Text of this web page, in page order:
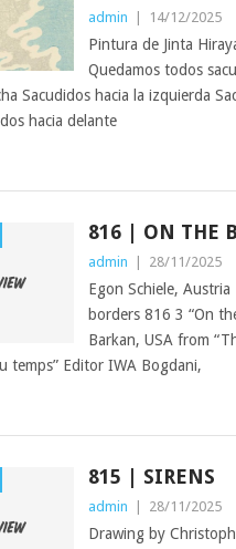
admin 14/12/2025
Pintura de Jinta
Quedamos todos
Sacudidos hacia la izquierda
hacia delante
816 | ON THE
admin 28/11/2025
Egon Schiele,
borders 816 3 “On
Barkan, USA from
temps” Editor IWA Bogdani,
815 | SIRENS
admin 28/11/2025
Drawing by Christoph